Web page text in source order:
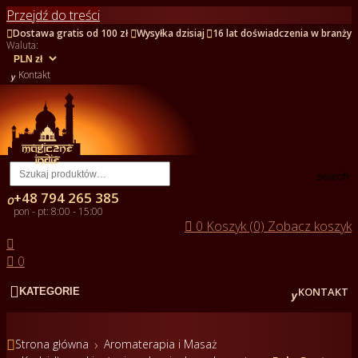
Przejdź do treści
Dostawa gratis od 100 zł Wysyłka dzisiaj 16 lat doświadczenia w branży
Waluta:
 Kontakt
search
+48 794 265 385
pon - pt: 8:00 - 15:00
 0 Koszyk (0) Zobacz koszyk

 0
 KATEGORIE KONTAKT
Strona główna
Aromaterapia i Masaż